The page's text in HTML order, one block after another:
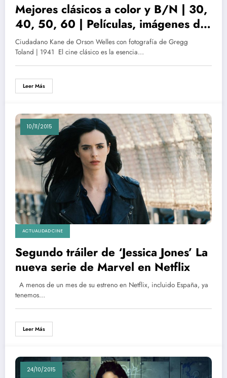
Mejores clásicos a color y B/N | 30,
40, 50, 60 | Películas, imágenes de
cine, fotogramas, stills, composición
y sus directores de fotografía
Ciudadano Kane de Orson Welles con fotografía de Gregg
Toland | 1941 El cine clásico es la esencia…
Leer Más
10/11/2015
ACTUALIDAD CINE
Segundo tráiler de ‘Jessica Jones’ La
nueva serie de Marvel en Netflix
A menos de un mes de su estreno en Netflix, incluido España, ya
tenemos…
Leer Más
24/10/2015